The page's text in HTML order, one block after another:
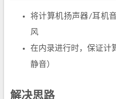
将计算机扬声器/耳机
风
在内录进行时，保证计
静音）
解决思路